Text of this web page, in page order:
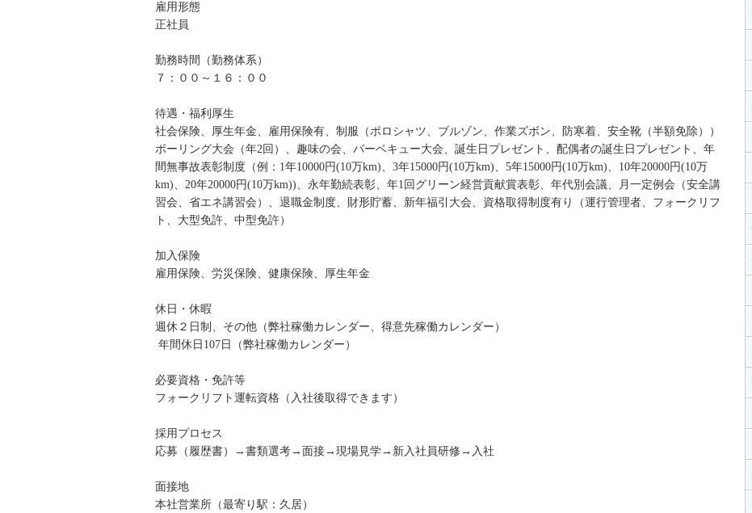
雇用形態
正社員
勤務時間（勤務体系）
７：００～１６：００
待遇・福利厚生
社会保険、厚生年金、雇用保険有、制服（ポロシャツ、ブルゾン、作業ズボン、防寒着、安全靴（半額免除））
ボーリング大会（年2回）、趣味の会、バーベキュー大会、誕生日プレゼント、配偶者の誕生日プレゼント、年
間無事故表彰制度（例：1年10000円(10万km)、3年15000円(10万km)、5年15000円(10万km)、10年20000円(10万
km)、20年20000円(10万km))、永年勤続表彰、年1回グリーン経営貢献賞表彰、年代別会議、月一定例会（安全講
習会、省エネ講習会）、退職金制度、財形貯蓄、新年福引大会、資格取得制度有り（運行管理者、フォークリフ
ト、大型免許、中型免許）
加入保険
雇用保険、労災保険、健康保険、厚生年金
休日・休暇
週休２日制、その他（弊社稼働カレンダー、得意先稼働カレンダー）
年間休日107日（弊社稼働カレンダー）
必要資格・免許等
フォークリフト運転資格（入社後取得できます）
採用プロセス
応募（履歴書）→書類選考→面接→現場見学→新入社員研修→入社
面接地
本社営業所（最寄り駅：久居）